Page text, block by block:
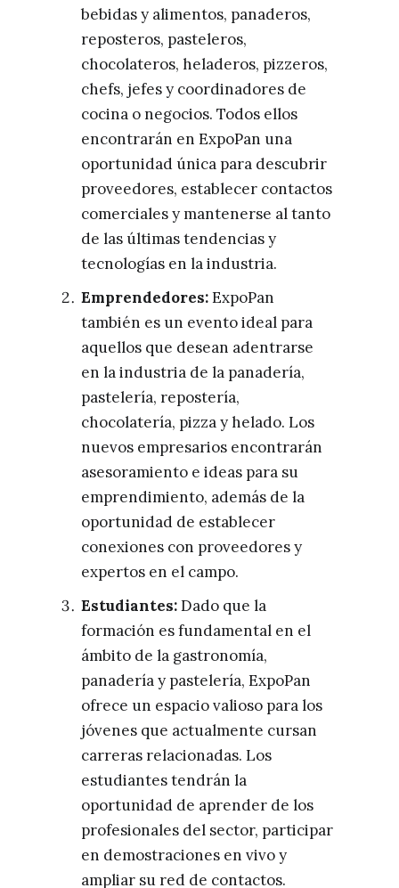
bebidas y alimentos, panaderos,
reposteros, pasteleros,
chocolateros, heladeros, pizzeros,
chefs, jefes y coordinadores de
cocina o negocios. Todos ellos
encontrarán en ExpoPan una
oportunidad única para descubrir
proveedores, establecer contactos
comerciales y mantenerse al tanto
de las últimas tendencias y
tecnologías en la industria.
Emprendedores:ExpoPan
también es un evento ideal para
aquellos que desean adentrarse
en la industria de la panadería,
pastelería, repostería,
chocolatería, pizza y helado. Los
nuevos empresarios encontrarán
asesoramiento e ideas para su
emprendimiento, además de la
oportunidad de establecer
conexiones con proveedores y
expertos en el campo.
Estudiantes:Dado que la
formación es fundamental en el
ámbito de la gastronomía,
panadería y pastelería, ExpoPan
ofrece un espacio valioso para los
jóvenes que actualmente cursan
carreras relacionadas. Los
estudiantes tendrán la
oportunidad de aprender de los
profesionales del sector, participar
en demostraciones en vivo y
ampliar su red de contactos.